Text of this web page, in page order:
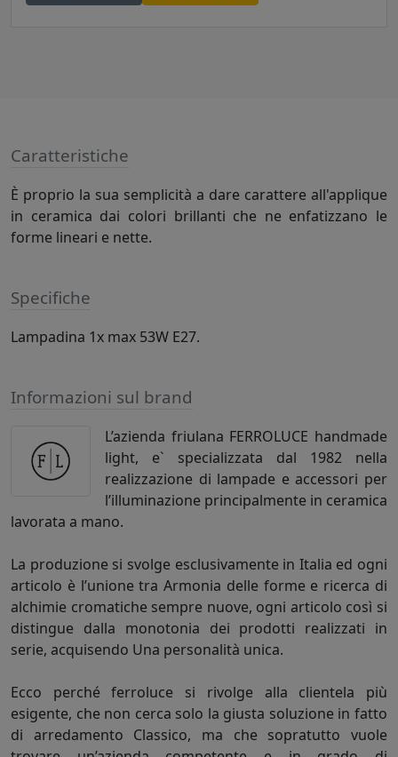
Caratteristiche
È proprio la sua semplicità a dare carattere all'applique
in ceramica dai colori brillanti che ne enfatizzano le
forme lineari e nette.
Specifiche
Lampadina 1x max 53W E27.
Informazioni sul brand
L’azienda friulana FERROLUCE handmade
light, e` specializzata dal 1982 nella
realizzazione di lampade e accessori per
l’illuminazione principalmente in ceramica
lavorata a mano.
La produzione si svolge esclusivamente in Italia ed ogni
articolo è l’unione tra Armonia delle forme e ricerca di
alchimie cromatiche sempre nuove, ogni articolo così si
distingue dalla monotonia dei prodotti realizzati in
serie, acquisendo Una personalità unica.
Ecco perché ferroluce si rivolge alla clientela più
esigente, che non cerca solo la giusta soluzione in fatto
di arredamento Classico, ma che sopratutto vuole